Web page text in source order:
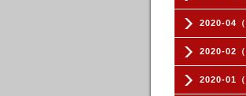
2020-04（
2020-02（
2020-01（